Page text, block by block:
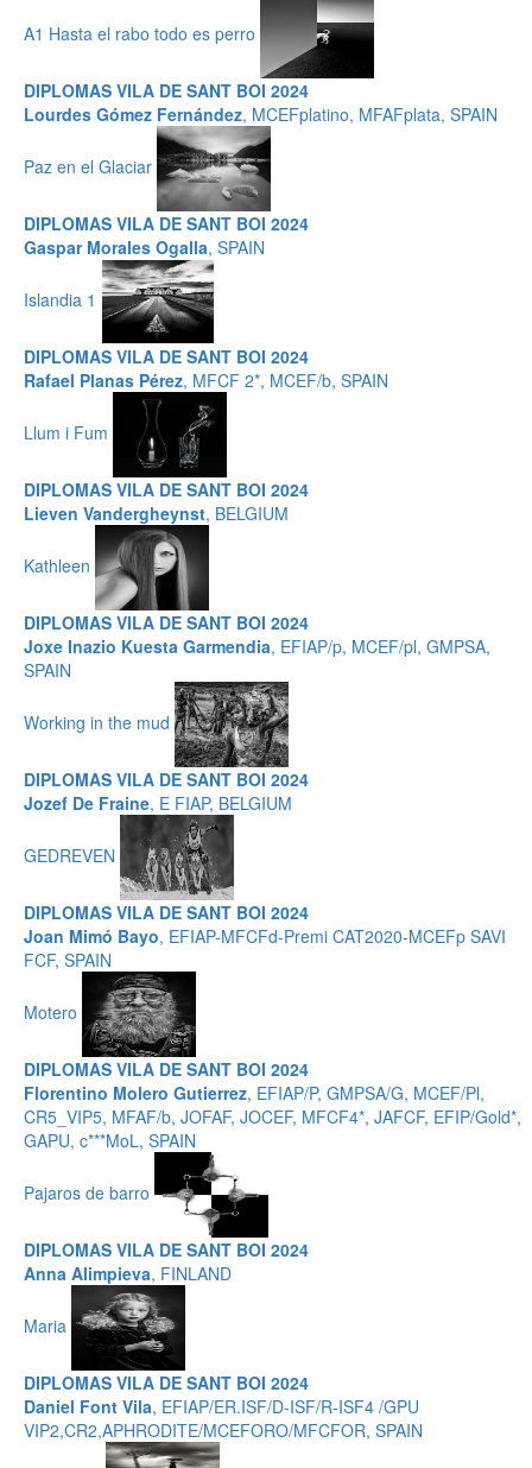
A1 Hasta el rabo todo es perro
DIPLOMAS VILA DE SANT BOI 2024
Lourdes Gómez Fernández, MCEFplatino, MFAFplata, SPAIN
Paz en el Glaciar
DIPLOMAS VILA DE SANT BOI 2024
Gaspar Morales Ogalla, SPAIN
Islandia 1
DIPLOMAS VILA DE SANT BOI 2024
Rafael Planas Pérez, MFCF 2*, MCEF/b, SPAIN
Llum i Fum
DIPLOMAS VILA DE SANT BOI 2024
Lieven Vandergheynst, BELGIUM
Kathleen
DIPLOMAS VILA DE SANT BOI 2024
Joxe Inazio Kuesta Garmendia, EFIAP/p, MCEF/pl, GMPSA,
SPAIN
Working in the mud
DIPLOMAS VILA DE SANT BOI 2024
Jozef De Fraine, E FIAP, BELGIUM
GEDREVEN
DIPLOMAS VILA DE SANT BOI 2024
Joan Mimó Bayo, EFIAP-MFCFd-Premi CAT2020-MCEFp SAVI
FCF, SPAIN
Motero
DIPLOMAS VILA DE SANT BOI 2024
Florentino Molero Gutierrez, EFIAP/P, GMPSA/G, MCEF/Pl,
CR5_VIP5, MFAF/b, JOFAF, JOCEF, MFCF4*, JAFCF, EFIP/Gold*,
GAPU, c***MoL, SPAIN
Pajaros de barro
DIPLOMAS VILA DE SANT BOI 2024
Anna Alimpieva, FINLAND
Maria
DIPLOMAS VILA DE SANT BOI 2024
Daniel Font Vila, EFIAP/ER.ISF/D-ISF/R-ISF4 /GPU
VIP2,CR2,APHRODITE/MCEFORO/MFCFOR, SPAIN